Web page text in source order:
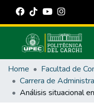
Communities & Collections
All of DSpace
Statistics
Home